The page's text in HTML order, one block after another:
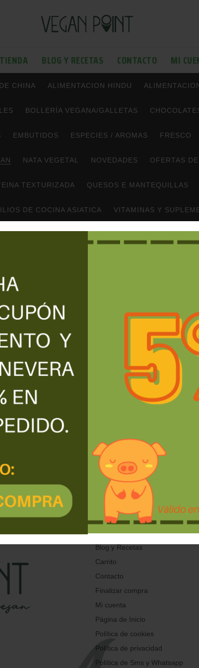
TIENDA BLOG Y RECETAS CONTACTO MI
CHINA ALIMENTACION HINDU
BOLLERÍA VEGANA/GALLETAS
EMBUTIDOS ESPECIES / AROMAS FRESCO
NATA VEGETAL NOVEDADES OFERTAS
TEXTURIZADA QUESOS E MANTEQUILLAS
DE COCINA ASIATICA VITAMINAS Y
CARNE VEGETAL
4,50€
BOCADOS PROTEINA
GUISANTE
5,90
Aviso Legal
Blog y Recetas
Carrito
Contacto
Finalizar compra
Mi cuenta
Página de Inicio
Política de cookies
Política de privacidad
Política de Sms y Whatsapp